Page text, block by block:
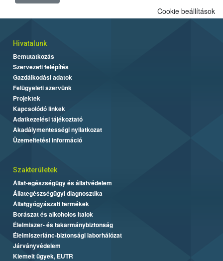
Cookie beállítások
Hivatalunk
Bemutatkozás
Szervezeti felépítés
Gazdálkodási adatok
Felügyeleti szervünk
Projektek
Kapcsolódó linkek
Adatkezelési tájékoztató
Akadálymentességi nyilatkozat
Üzemeltetési információ
Szakterületek
Állat-egészségügy és állatvédelem
Állategészségügyi diagnosztika
Állatgyógyászati termékek
Borászat és alkoholos italok
Élelmiszer- és takarmánybiztonság
Élelmiszerlánc-biztonsági laborhálózat
Járványvédelem
Kiemelt ügyek, EUTR